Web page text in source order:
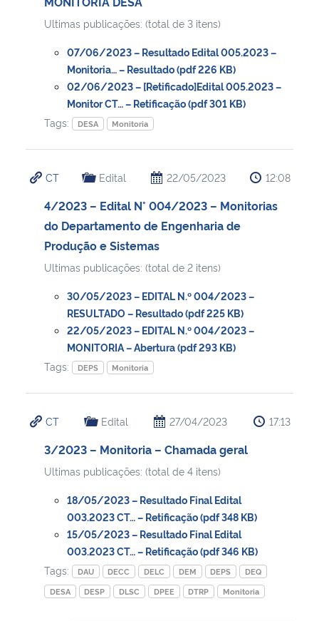
Ultimas publicações: (total de 3 itens)
07/06/2023 – Resultado Edital 005.2023 –
Monitoria… – Resultado (pdf 226 KB)
02/06/2023 – [Retificado]Edital 005.2023 –
Monitor CT… – Retificação (pdf 301 KB)
Tags:
DESA Monitoria
CT Edital 22/05/2023 12:08
4/2023 – Edital N° 004/2023 – Monitorias
do Departamento de Engenharia de
Produção e Sistemas
Ultimas publicações: (total de 2 itens)
30/05/2023 – EDITAL N.º 004/2023 –
RESULTADO – Resultado (pdf 225 KB)
22/05/2023 – EDITAL N.º 004/2023 –
MONITORIA – Abertura (pdf 293 KB)
Tags:
DEPS Monitoria
CT Edital 27/04/2023 17:13
3/2023 – Monitoria – Chamada geral
Ultimas publicações: (total de 4 itens)
18/05/2023 – Resultado Final Edital
003.2023 CT… – Retificação (pdf 348 KB)
15/05/2023 – Resultado Final Edital
003.2023 CT… – Retificação (pdf 346 KB)
Tags:
DAU DECC DELC DEM DEPS
DEQ
DESA
DESP DLSC DPEE DTRP Monitoria